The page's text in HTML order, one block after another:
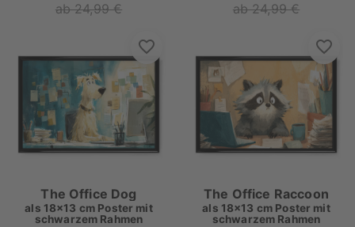
ab 24,99 €
ab 24,99 €
The Office Dog
als 18x13 cm Poster mit
schwarzem Rahmen
The Office Raccoon
als 18x13 cm Poster mit
schwarzem Rahmen